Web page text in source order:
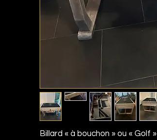
Billard « à bouchon » ou « Golf